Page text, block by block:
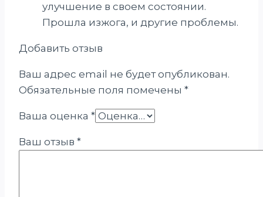
улучшение в своем состоянии.
Прошла изжога, и другие проблемы.
Добавить отзыв
Ваш адрес email не будет опубликован.
Обязательные поля помечены *
Ваша оценка *
Ваш отзыв *